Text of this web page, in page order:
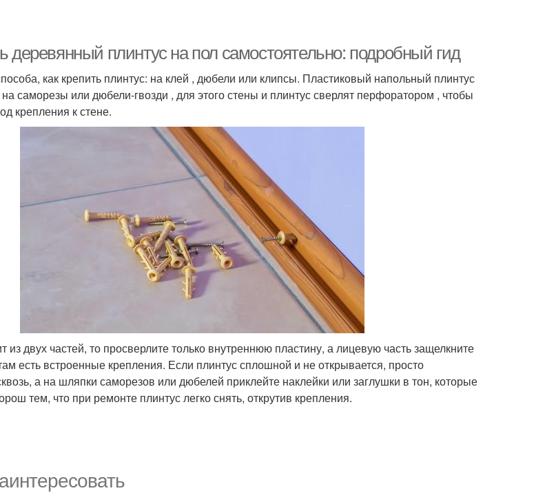
деревянный плинтус на пол самостоятельно: подробный гид
как крепить плинтус: на клей , дюбели или клипсы. Пластиковый напольный плинтус
саморезы или дюбели-гвозди , для этого стены и плинтус сверлят перфоратором , чтобы
крепления к стене.
из двух частей, то просверлите только внутреннюю пластину, а лицевую часть защелкните
есть встроенные крепления. Если плинтус сплошной и не открывается, просто
а на шляпки саморезов или дюбелей приклейте наклейки или заглушки в тон, которые
тем, что при ремонте плинтус легко снять, открутив крепления.